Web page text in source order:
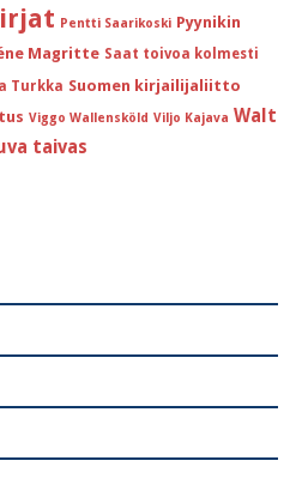
Pentti Saarikoski Pyynikin
Magritte Saat toivoa kolmesti
Turkka Suomen kirjailijaliitto
Viggo Wallensköld Viljo Kajava Walt
taivas